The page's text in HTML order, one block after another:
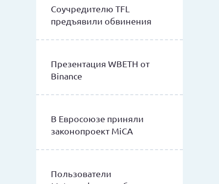
Соучредителю TFL
предъявили обвинения
Презентация WBETH от
Binance
В Евросоюзе приняли
законопроект MiCA
Пользователи